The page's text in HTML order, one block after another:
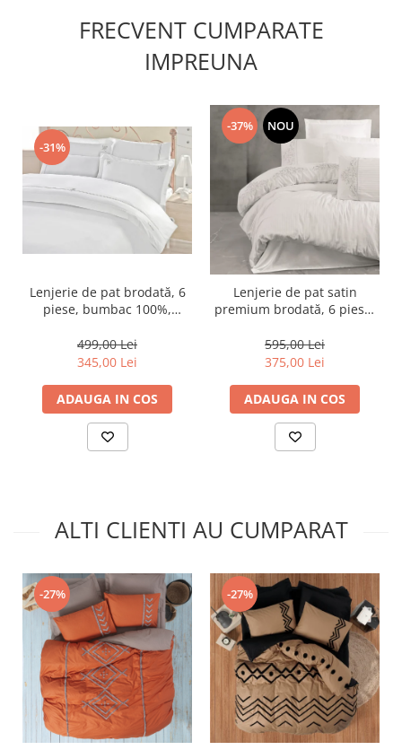
FRECVENT CUMPARATE
IMPREUNA
-31%
Lenjerie de pat brodată, 6
piese, bumbac 100%,
499,00 Lei
345,00 Lei
ADAUGA IN COS
-37% NOU
Lenjerie de pat satin
premium brodată, 6 piese,
Genny - White
595,00 Lei
375,00 Lei
ADAUGA IN COS
ALTI CLIENTI AU CUMPARAT
-27% -27%